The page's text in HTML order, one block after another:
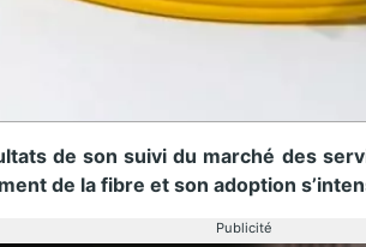
de son suivi du marché des
de la fibre et son adoption
Publicité